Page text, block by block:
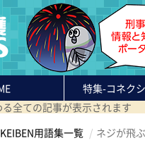
特集-コネク
全ての記事が表示されます
用語集一覧 ネジが飛ぶ